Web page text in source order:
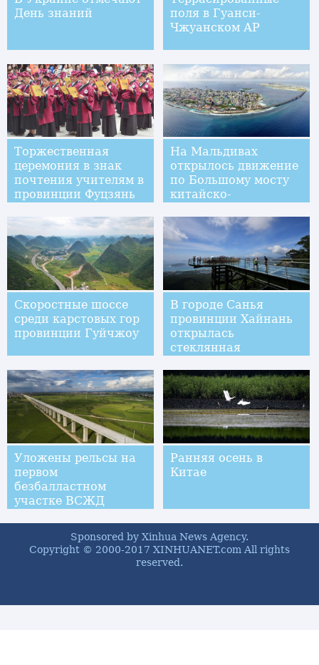
День знаний
поля в Гуанси-
Чжуанском АР
Торжественная
церемония в знак
почтения учителям в
провинции Фуцзянь
На Мальдивах
открылось движение
по Большому мосту
китайско-
Скоростные шоссе
среди карстовых гор
провинции Гуйчжоу
В городе Санья
провинции Хайнань
открылась
стеклянная
с видом на море
Уложены рельсы на
первом
безбалластном
участке ВСЖД
Ранняя осень в
Китае
Sponsored by Xinhua News Agency.
Copyright © 2000-2017 XINHUANET.com All rights
reserved.